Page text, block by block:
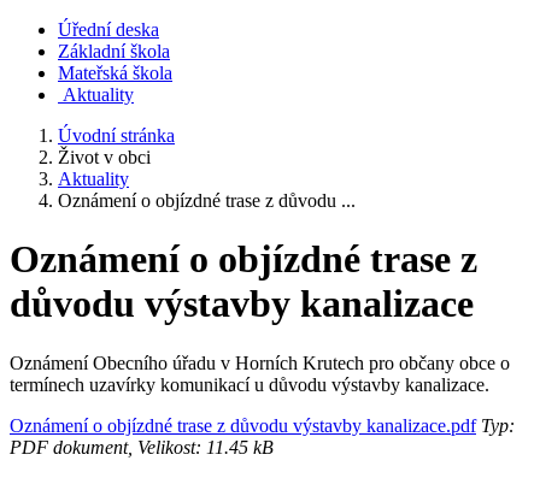
Úřední deska
Základní škola
Mateřská škola
Aktuality
Úvodní stránka
Život v obci
Aktuality
Oznámení o objízdné trase z důvodu ...
Oznámení o objízdné trase z
důvodu výstavby kanalizace
Oznámení Obecního úřadu v Horních Krutech pro občany obce o
termínech uzavírky komunikací u důvodu výstavby kanalizace.
Oznámení o objízdné trase z důvodu výstavby kanalizace.pdfTyp:
PDF dokument, Velikost: 11.45 kB